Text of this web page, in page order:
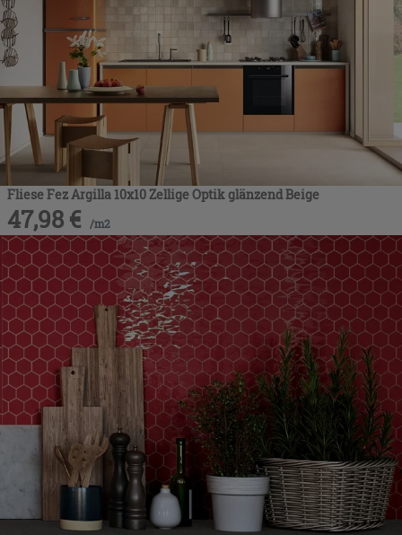
Fliese Fez Argilla 10x10 Zellige Optik glänzend Beige
47,98 € /m2